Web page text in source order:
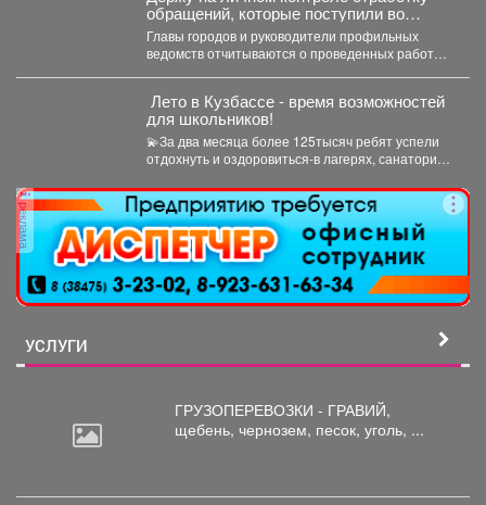
обращений, которые поступили во
время прямого эфира 28 июля.
Главы городов и руководители профильных
ведомств отчитываются о проведенных работах,
️ Лето в Кузбассе - время возможностей
для школьников!
💫За два месяца более 125тысяч ребят успели
отдохнуть и оздоровиться-в лагерях, санаториях
реклама
УСЛУГИ
ГРУЗОПЕРЕВОЗКИ - ГРАВИЙ,
щебень, чернозем, песок, уголь, ...